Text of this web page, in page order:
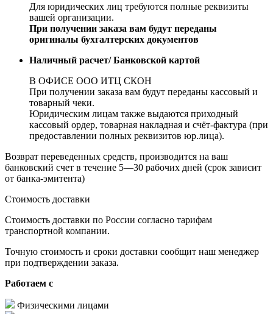
Для юридических лиц требуются полные реквизиты
вашей организации.
При получении заказа вам будут переданы
оригиналы бухгалтерских документов
Наличный расчет/ Банковской картой
В ОФИСЕ ООО ИТЦ СКОН
При получении заказа вам будут переданы кассовый и
товарный чеки.
Юридическим лицам также выдаются приходный
кассовый ордер, товарная накладная и счёт-фактура (при
предоставлении полных реквизитов юр.лица).
Возврат переведенных средств, производится на ваш
банковский счет в течение 5—30 рабочих дней (срок зависит
от банка-эмитента)
Стоимость доставки
Стоимость доставки по России согласно тарифам
транспортной компании.
Точную стоимость и сроки доставки сообщит наш менеджер
при подтверждении заказа.
Работаем с
Физическими лицами